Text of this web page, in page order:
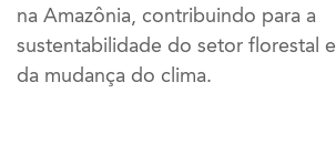
na Amazônia, contribuindo para a
sustentabilidade do setor florestal
da mudança do clima.